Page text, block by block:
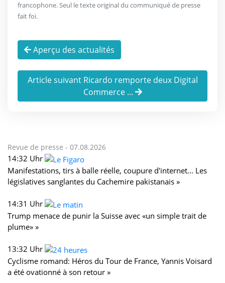
francophone. Seul le texte original du communiqué de presse
fait foi.
Aperçu des actualités
Article suivant Ricardo remporte deux Digital
Commerce ...
Revue de presse - 07.08.2026
14:32 Uhr
Manifestations, tirs à balle réelle, coupure d'internet... Les
législatives sanglantes du Cachemire pakistanais »
14:31 Uhr
Trump menace de punir la Suisse avec «un simple trait de
plume» »
13:32 Uhr
Cyclisme romand: Héros du Tour de France, Yannis Voisard
a été ovationné à son retour »